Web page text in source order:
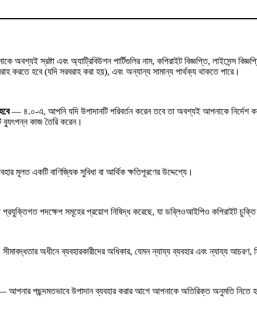
স্রষ্টা এবং অ্যাট্রিবিউশন পার্টিগুলির নাম, কপিরাইট বিজ্ঞপ্তি, লাইসেন্স
করতে হবে (যদি সরবরাহ করা হয়), এবং অন্যান্য সামান্য পার্থক্য থাকতে পারে।
— ৪.০-এ, আপনি যদি উপাদানটি পরিবর্তন করেন তবে তা অবশ্যই আপনাকে নির্দেশ করতে
কাজ তৈরি করেন।
মূলত একটি বাণিজ্যিক সুবিধা বা আর্থিক ক্ষতিপূরণের উদ্দেশ্যে।
প্রযুক্তিগত পদক্ষেপ সমূহের প্রয়োগ নিষিদ্ধ করেছে, যা ডব্লিওআইপিও কপিরাইট চুক্তি
অধীনে ব্যবহারকারীদের অধিকার, যেমন ন্যায্য ব্যবহার এবং ন্যায্য আচরণ,
পছন্দমতভাবে উপাদান ব্যবহার করার আগে আপনাকে অতিরিক্ত অনুমতি নিতে